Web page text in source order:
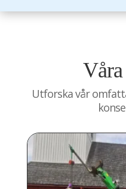
Utforska vår